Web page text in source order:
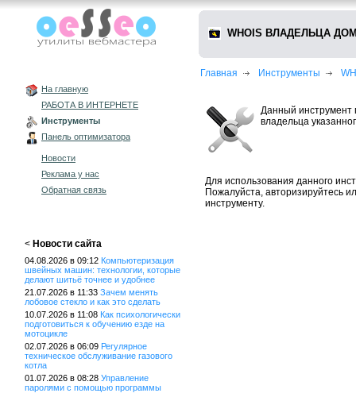
На главную
РАБОТА В ИНТЕРНЕТЕ
Инструменты
Панель оптимизатора
Новости
Реклама у нас
Обратная связь
< Новости сайта
04.08.2026 в 09:12 Компьютеризация
швейных машин: технологии, которые
делают шитьё точнее и удобнее
21.07.2026 в 11:33 Зачем менять
лобовое стекло и как это сделать
10.07.2026 в 11:08 Как психологически
подготовиться к обучению езде на
мотоцикле
02.07.2026 в 06:09 Регулярное
техническое обслуживание газового
котла
01.07.2026 в 08:28 Управление
паролями с помощью программы
WHOIS ВЛАДЕЛЬЦА
Главная Инструменты
Данный инструмент
владельца
Для использования данного
Пожалуйста, авторизируйтесь
инструменту.